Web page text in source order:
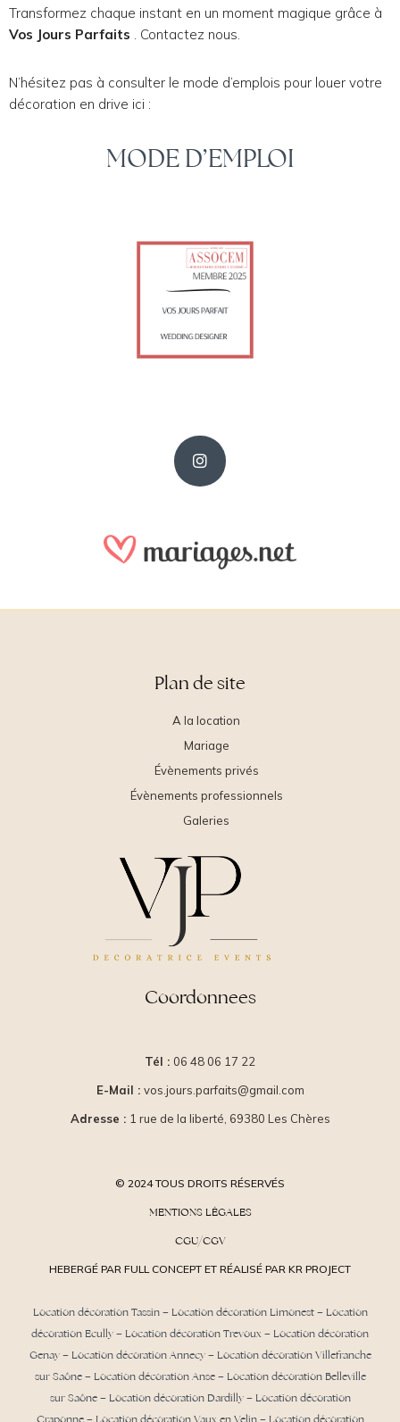
Transformez chaque instant en un moment magique grâce à
Vos Jours Parfaits . Contactez nous.
N’hésitez pas à consulter le mode d’emplois pour louer votre
décoration en drive ici :
MODE D’EMPLOI
Plan de site
A la location
Mariage
Évènements privés
Évènements professionnels
Galeries
Coordonnees
Tél : 06 48 06 17 22
E-Mail : vos.jours.parfaits@gmail.com
Adresse : 1 rue de la liberté, 69380 Les Chères
© 2024 TOUS DROITS RÉSERVÉS
MENTIONS LÉGALES
CGU/CGV
HEBERGÉ PAR FULL CONCEPT ET RÉALISÉ PAR KR PROJECT
Location décoration Tassin– Location décoration Limonest– Location
décoration Ecully– Location décoration Trevoux– Location décoration
Genay– Location décoration Annecy– Location décoration Villefranche
sur Saône– Location décoration Anse– Location décoration Belleville
sur Saône – Location décoration Dardilly – Location décoration